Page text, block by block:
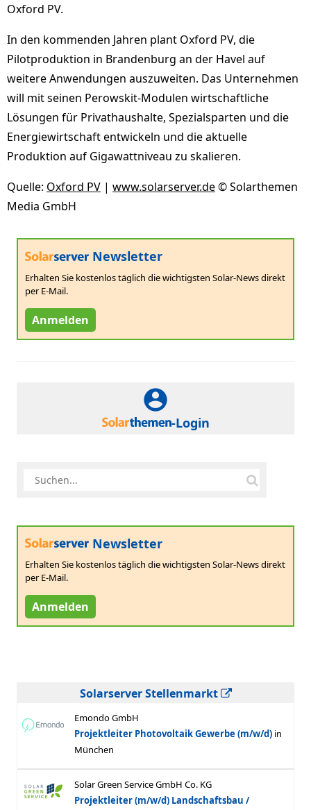
Oxford PV.
In den kommenden Jahren plant Oxford PV, die
Pilotproduktion in Brandenburg an der Havel auf
weitere Anwendungen auszuweiten. Das Unternehmen
will mit seinen Perowskit-Modulen wirtschaftliche
Lösungen für Privathaushalte, Spezialsparten und die
Energiewirtschaft entwickeln und die aktuelle
Produktion auf Gigawattniveau zu skalieren.
Quelle: Oxford PV | www.solarserver.de© Solarthemen
Media GmbH
Newsletter
Erhalten Sie kostenlos täglich die wichtigsten Solar-News direkt
per E-Mail.
Anmelden
-Login
Newsletter
Erhalten Sie kostenlos täglich die wichtigsten Solar-News direkt
per E-Mail.
Anmelden
Solarserver Stellenmarkt